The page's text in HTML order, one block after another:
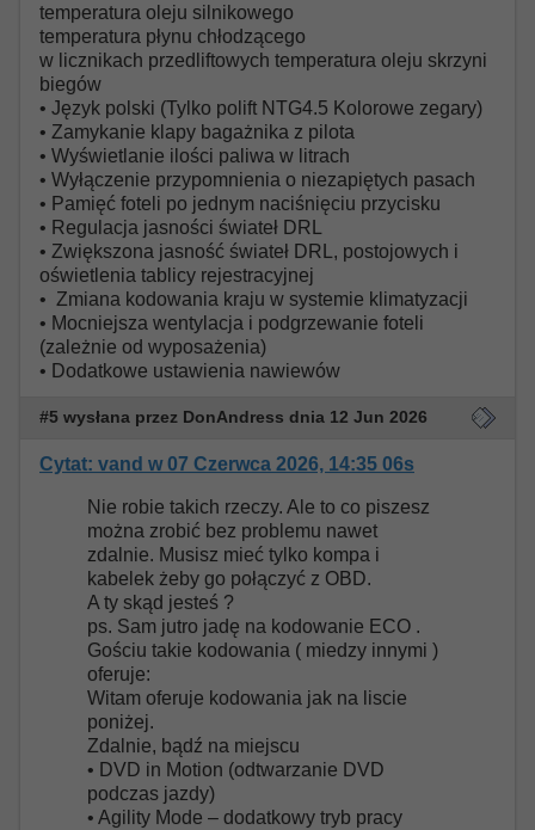
temperatura oleju silnikowego
temperatura płynu chłodzącego
w licznikach przedliftowych temperatura oleju skrzyni
biegów
• Język polski (Tylko polift NTG4.5 Kolorowe zegary)
• Zamykanie klapy bagażnika z pilota
• Wyświetlanie ilości paliwa w litrach
• Wyłączenie przypomnienia o niezapiętych pasach
• Pamięć foteli po jednym naciśnięciu przycisku
• Regulacja jasności świateł DRL
• Zwiększona jasność świateł DRL, postojowych i
oświetlenia tablicy rejestracyjnej
• Zmiana kodowania kraju w systemie klimatyzacji
• Mocniejsza wentylacja i podgrzewanie foteli
(zależnie od wyposażenia)
• Dodatkowe ustawienia nawiewów
#5 wysłana przez DonAndress dnia 12 Jun 2026
Cytat: vand w 07 Czerwca 2026, 14:35 06s
Nie robie takich rzeczy. Ale to co piszesz
można zrobić bez problemu nawet
zdalnie. Musisz mieć tylko kompa i
kabelek żeby go połączyć z OBD.
A ty skąd jesteś ?
ps. Sam jutro jadę na kodowanie ECO .
Gościu takie kodowania ( miedzy innymi )
oferuje:
Witam oferuje kodowania jak na liscie
poniżej.
Zdalnie, bądź na miejscu
• DVD in Motion (odtwarzanie DVD
podczas jazdy)
• Agility Mode – dodatkowy tryb pracy